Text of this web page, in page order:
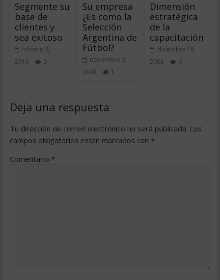
Segmente su
base de
clientes y
sea exitoso
febrero 8,
2010
0
Su empresa
¿Es como la
Selección
Argentina de
Fútbol?
noviembre 3,
2008
1
Dimensión
estratégica
de la
capacitación
diciembre 19,
2008
0
Deja una respuesta
Tu dirección de correo electrónico no será publicada. Los
campos obligatorios están marcados con *
Comentario *